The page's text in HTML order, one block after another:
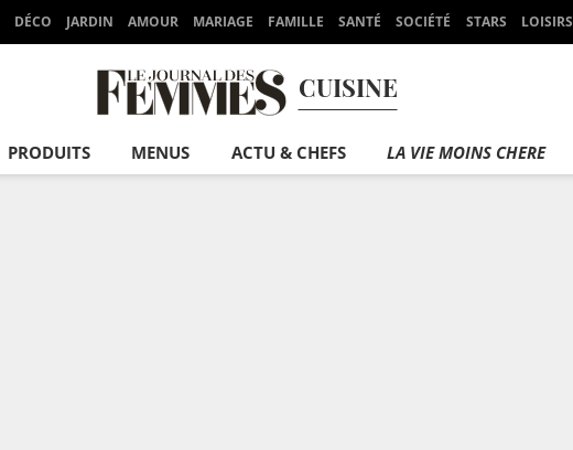
DÉCO JARDIN AMOUR MARIAGE FAMILLE SANTÉ SOCIÉTÉ STARS LOISIRS
CUISINE
PRODUITS MENUS ACTU & CHEFS LA VIE MOINS CHERE